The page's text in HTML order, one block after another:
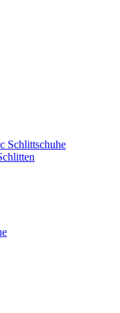
Schlittschuhe